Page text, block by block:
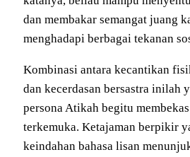
dan membakar semangat juang
menghadapi berbagai tekanan
Kombinasi antara kecantikan
dan kecerdasan bersastra inilah
persona Atikah begitu
terkemuka. Ketajaman berpikir
keindahan bahasa lisan